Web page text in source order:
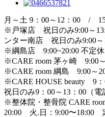
月～土 9：00～12：00 / 15
※戸塚店 祝日のみ9:00～
ンター南店 祝日のみ9:00～
※綱島店 9:00~20:00 不定休
※CARE room 茅ヶ崎 9:00
※CARE room 綱島 9:00～
※CARE HOUSE beauty 9：
祝日のみ9：00～13：00（
※整体院・整骨院 CARE
20:00 火.日：9:00〜18:00